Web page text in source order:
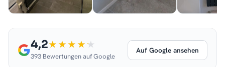
4,2
393 Bewertungen auf Google
Auf Google ansehen